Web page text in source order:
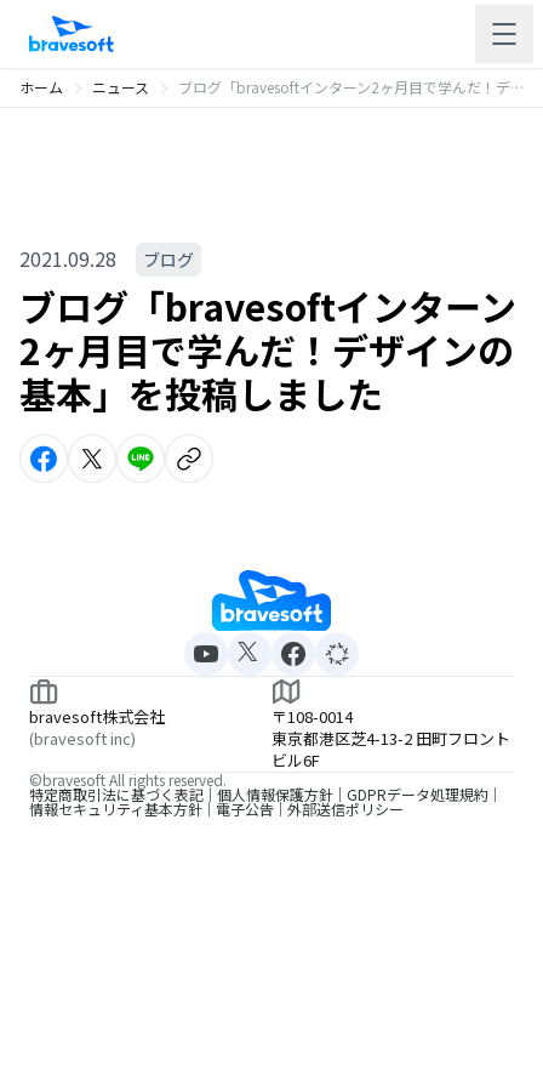
ホーム ニュース ブログ「bravesoftインターン2ヶ月目で学んだ！デザインの基本」を投稿しました
2021.09.28 ブログ
ブログ「bravesoftインターン
2ヶ月目で学んだ！デザインの
基本」を投稿しました
bravesoft株式会社
(bravesoft inc)
〒108-0014
東京都港区芝4-13-2 田町フロント
ビル6F
特定商取引法に基づく表記 個人情報保護方針 GDPRデータ処理規約
情報セキュリティ基本方針 電子公告 外部送信ポリシー
©bravesoft All rights reserved.